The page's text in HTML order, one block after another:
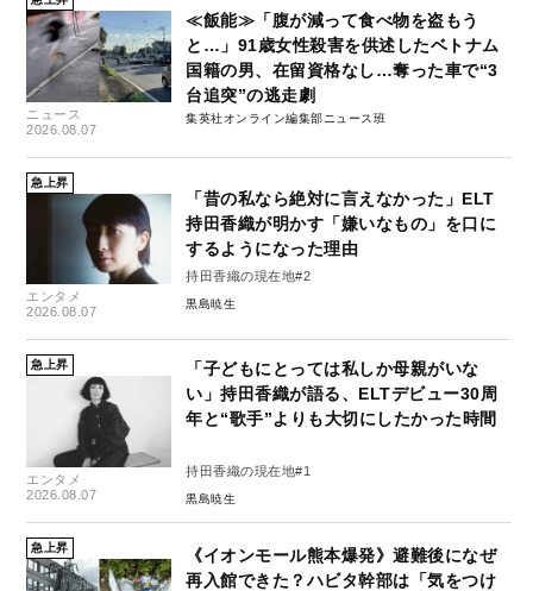
ニュース
2026.08.07
≪飯能≫「腹が減って食べ物を盗もう
と…」91歳女性殺害を供述したベトナム
国籍の男、在留資格なし…奪った車で“3
台追突”の逃走劇
集英社オンライン編集部ニュース班
急上昇
エンタメ
2026.08.07
「昔の私なら絶対に言えなかった」ELT
持田香織が明かす「嫌いなもの」を口に
するようになった理由
持田香織の現在地#2
黒島暁生
急上昇
エンタメ
2026.08.07
「子どもにとっては私しか母親がいな
い」持田香織が語る、ELTデビュー30周
年と“歌手”よりも大切にしたかった時間
持田香織の現在地#1
黒島暁生
急上昇
《イオンモール熊本爆発》避難後になぜ
再入館できた？ハビタ幹部は「気をつけ